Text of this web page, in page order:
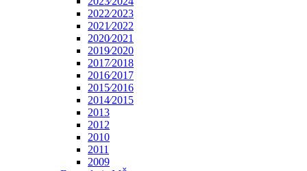
2022⁄2023
2021⁄2022
2020⁄2021
2019⁄2020
2017⁄2018
2016⁄2017
2015⁄2016
2014⁄2015
2013
2012
2010
2011
2009